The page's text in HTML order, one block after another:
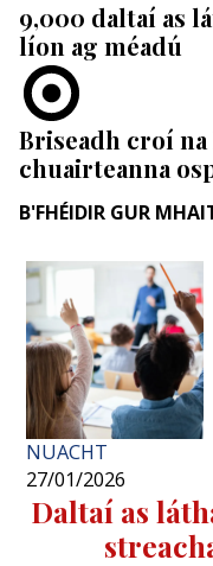
9,000 daltaí as
líon ag méadú
Briseadh croí
chuairteanna
B'FHÉIDIR GUR
NUACHT
27/01/2026
Daltaí as